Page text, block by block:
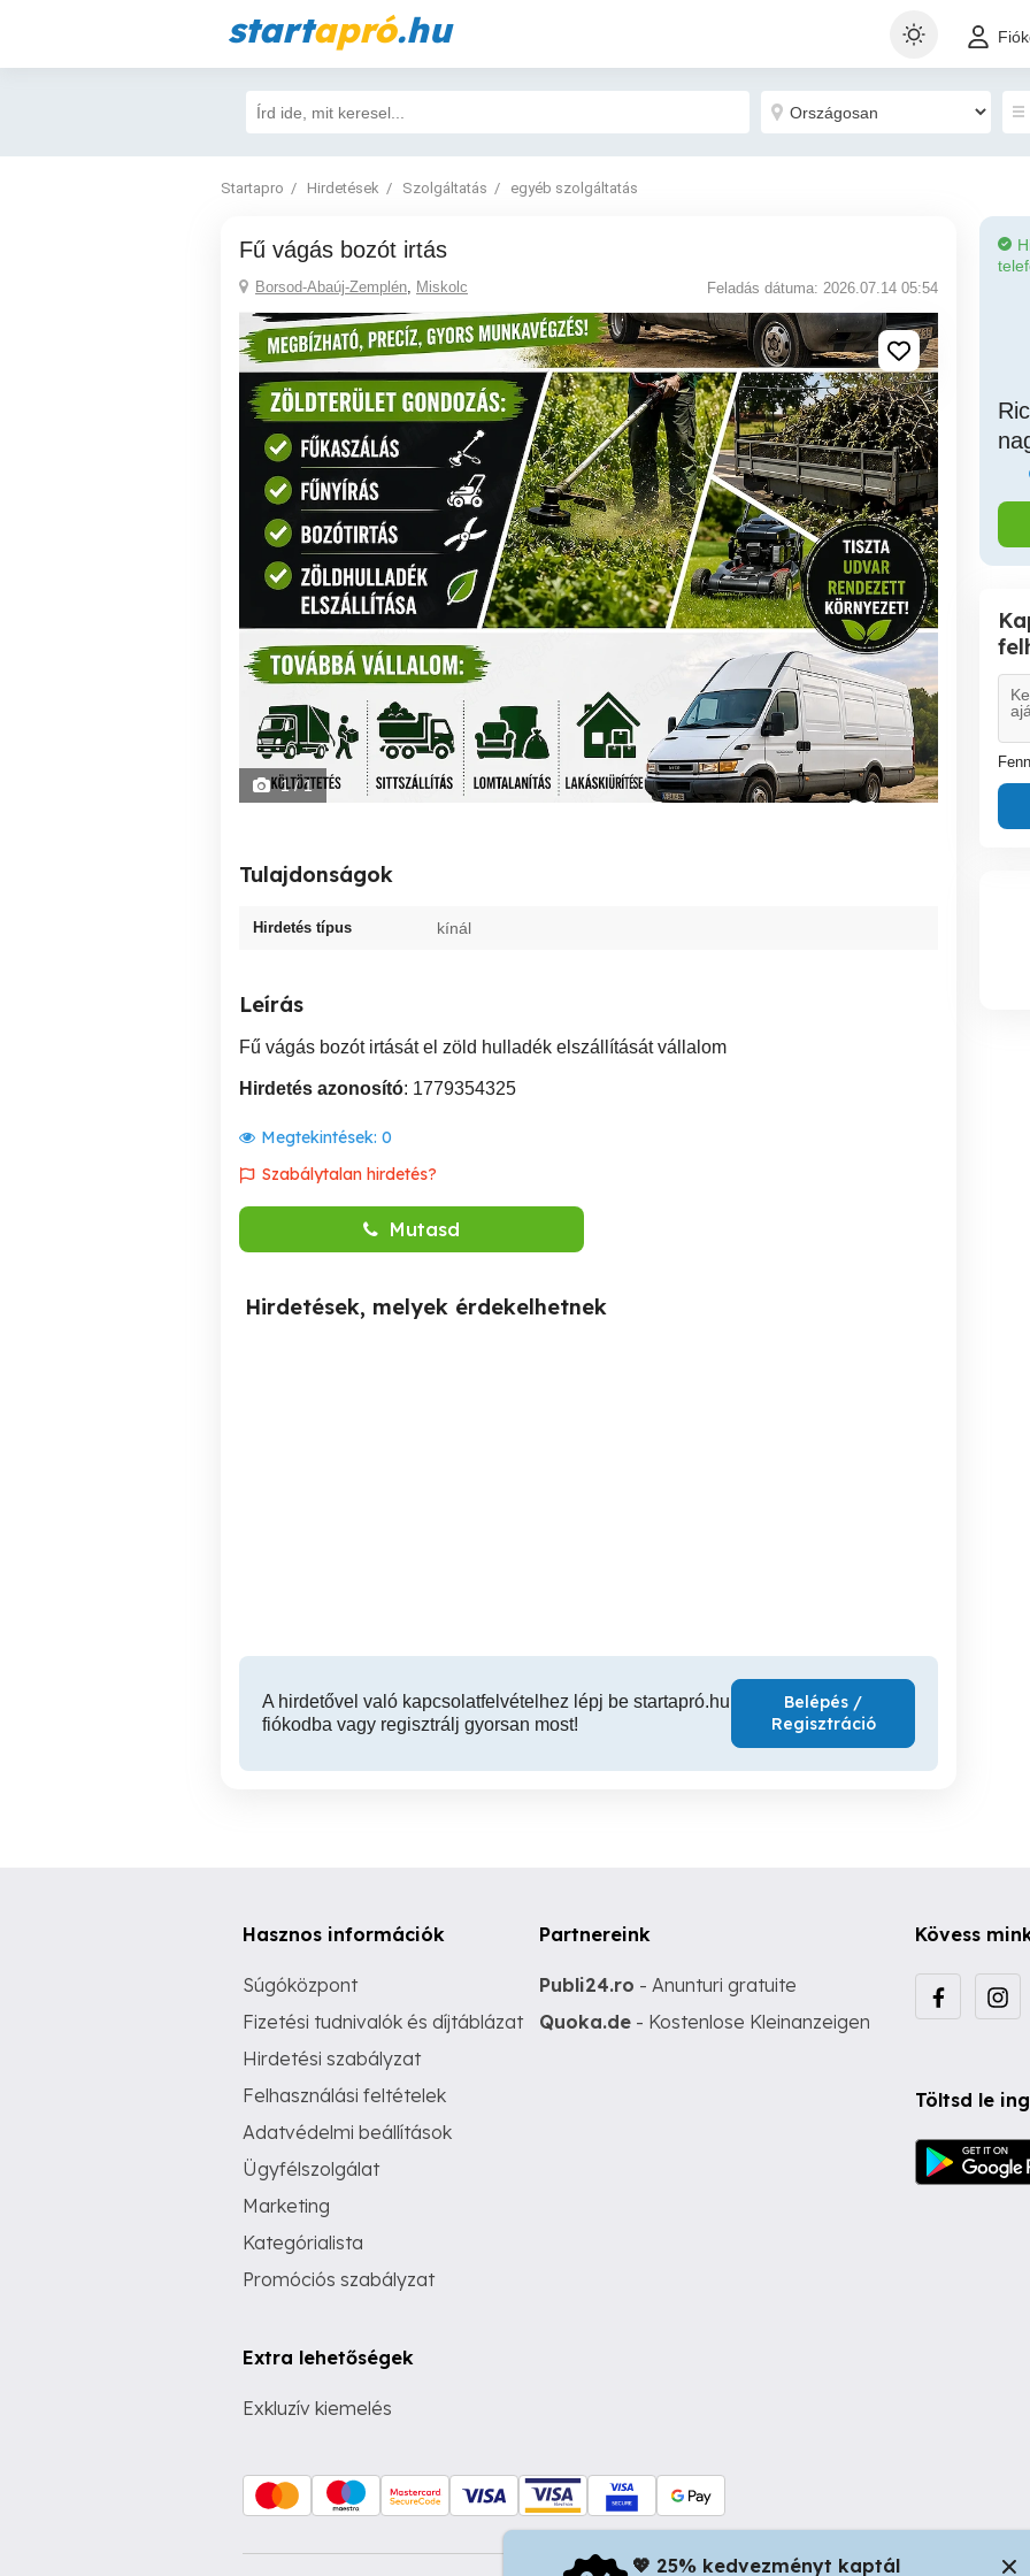
startapró.hu
Startapro Hirdetések Szolgáltatás egyéb szolgáltatás
Fű vágás bozót irtás
Borsod-Abaúj-Zemplén, Miskolc Feladás dátuma: 2026.07.14 05:54
1/ 1
Tulajdonságok
Hirdetés típus kínál
Leírás
Fű vágás bozót irtását el zöld hulladék elszállítását vállalom
Hirdetés azonosító: 1779354325
Megtekintések: 0
Szabálytalan hirdetés?
Mutasd
Hirdetések, melyek érdekelhetnek
A hirdetővel való kapcsolatfelvételhez lépj be startapró.hu
fiókodba vagy regisztrálj gyorsan most!
Belépés /
Regisztráció
Hasznos információk
Súgóközpont
Fizetési tudnivalók és díjtáblázat
Hirdetési szabályzat
Felhasználási feltételek
Adatvédelmi beállítások
Ügyfélszolgálat
Marketing
Kategórialista
Promóciós szabályzat
Extra lehetőségek
Exkluzív kiemelés
Partnereink
Publi24.ro - Anunturi gratuite
Quoka.de - Kostenlose Kleinanzeigen
Kövess
Töltsd le
💖 25% kedvezményt kaptál